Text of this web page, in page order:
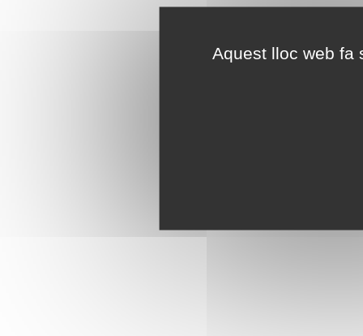
Aquest lloc web fa